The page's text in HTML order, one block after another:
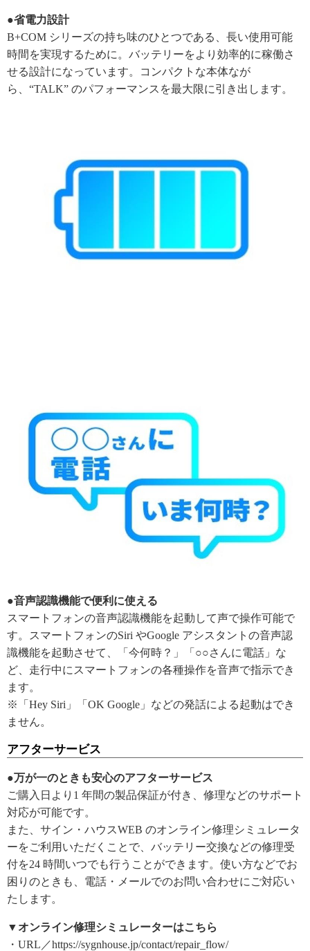
●省電力設計
B+COM シリーズの持ち味のひとつである、長い使用可能
時間を実現するために。バッテリーをより効率的に稼働さ
せる設計になっています。コンパクトな本体なが
ら、“TALK” のパフォーマンスを最大限に引き出します。
●音声認識機能で便利に使える
スマートフォンの音声認識機能を起動して声で操作可能で
す。スマートフォンのSiri やGoogle アシスタントの音声認
識機能を起動させて、「今何時？」「○○さんに電話」な
ど、走行中にスマートフォンの各種操作を音声で指示でき
ます。
※「Hey Siri」「OK Google」などの発話による起動はでき
ません。
アフターサービス
●万が一のときも安心のアフターサービス
ご購入日より1 年間の製品保証が付き、修理などのサポート
対応が可能です。
また、サイン・ハウスWEB のオンライン修理シミュレータ
ーをご利用いただくことで、バッテリー交換などの修理受
付を24 時間いつでも行うことができます。使い方などでお
困りのときも、電話・メールでのお問い合わせにご対応い
たします。
▼オンライン修理シミュレーターはこちら
・URL／https://sygnhouse.jp/contact/repair_flow/